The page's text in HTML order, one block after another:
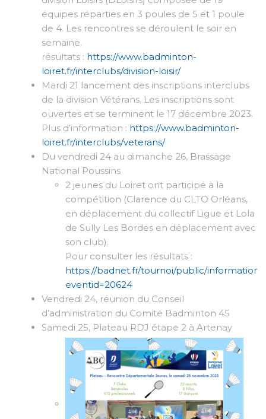
équipes réparties en 3 poules de 5 et 1 poule
de 4. Les rencontres se déroulent le soir en
semaine.
résultats : https://www.badminton-
loiret.fr/interclubs/division-loisir/
Mardi 21 lancement des inscriptions interclubs
de la division Vétérans. Les inscriptions sont
ouvertes et se terminent le 17 décembre 2023.
Plus d’information : https://www.badminton-
loiret.fr/interclubs/veterans/
Du vendredi 24 au dimanche 26, Brassage
National Poussins
2 jeunes du Loiret ont participé à la
compétition (Clarence du CLTO Orléans,
en déplacement du collectif Ligue et Lola
de Sully Les Bordes en déplacement avec
son club).
Pour consulter les résultats :
https://badnet.fr/tournoi/public/
eventid=20624
Vendredi 24, réunion du Conseil
d’administration du Comité Badminton 45
Samedi 25, Plateau RDJ étape 2 à Artenay